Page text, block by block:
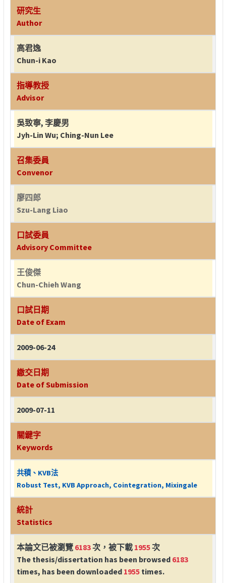
研究生
Author
高君逸
Chun-i Kao
指導教授
Advisor
吳致寧, 李慶男
Jyh-Lin Wu; Ching-Nun Lee
召集委員
Convenor
廖四郎
Szu-Lang Liao
口試委員
Advisory Committee
王俊傑
Chun-Chieh Wang
口試日期
Date of Exam
2009-06-24
繳交日期
Date of Submission
2009-07-11
關鍵字
Keywords
共積、KVB法
Robust Test, KVB Approach, Cointegration, Mixingale
統計
Statistics
本論文已被瀏覽 6183次，被下載 1955次
The thesis/dissertation has been browsed 6183
times, has been downloaded 1955 times.